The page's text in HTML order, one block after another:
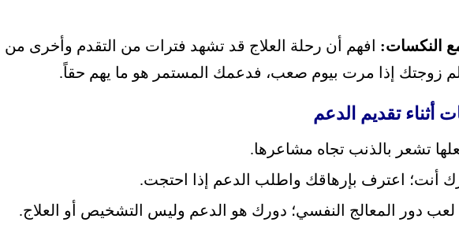
النكسات: افهم أن رحلة العلاج قد تشهد فترات من التقدم وأخرى من
زوجتك إذا مرت بيوم صعب، فدعمك المستمر هو ما يهم حقاً.
أثناء تقديم الدعم
تشعر بالذنب تجاه مشاعرها.
أنت؛ اعترف بإرهاقك واطلب الدعم إذا احتجت.
لعب دور المعالج النفسي؛ دورك هو الدعم وليس التشخيص أو العلاج.